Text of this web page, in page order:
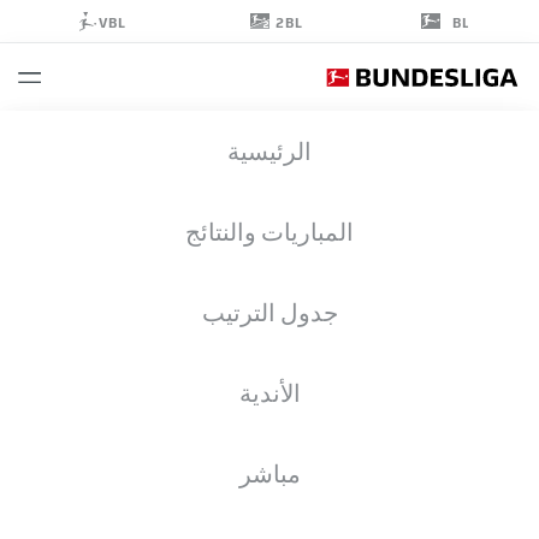
BL
2BL
VBL
الرئيسية
المباريات والنتائج
جدول الترتيب
الأندية
مباشر